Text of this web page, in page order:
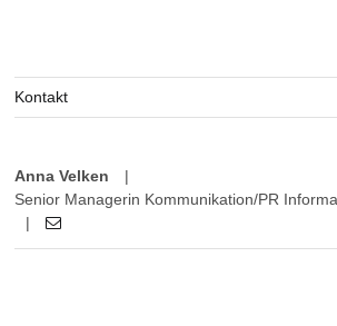
Kontakt
Anna Velken
|
Senior Managerin Kommunikation/PR
|